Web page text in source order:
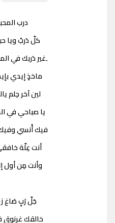
درب
كلّ دَربْ ويا
ِغير دَربك في
ماخذٍ إيدي
لين آخر حِلم
يا صباحي في
فيك أُنسي
أنت عِلّة
وأنت مِن أول
جَلّ رَبٍ صَاغ
خالقك غرنوق